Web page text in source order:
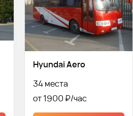
Hyundai Aero
34 места
от 1900 ₽